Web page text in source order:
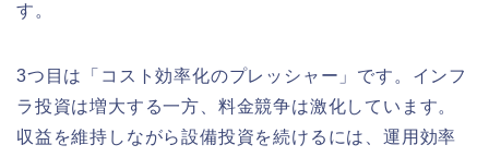
す。
3つ目は「コスト効率化のプレッシャー」です。インフ
ラ投資は増大する一方、料金競争は激化しています。
収益を維持しながら設備投資を続けるには、運用効率